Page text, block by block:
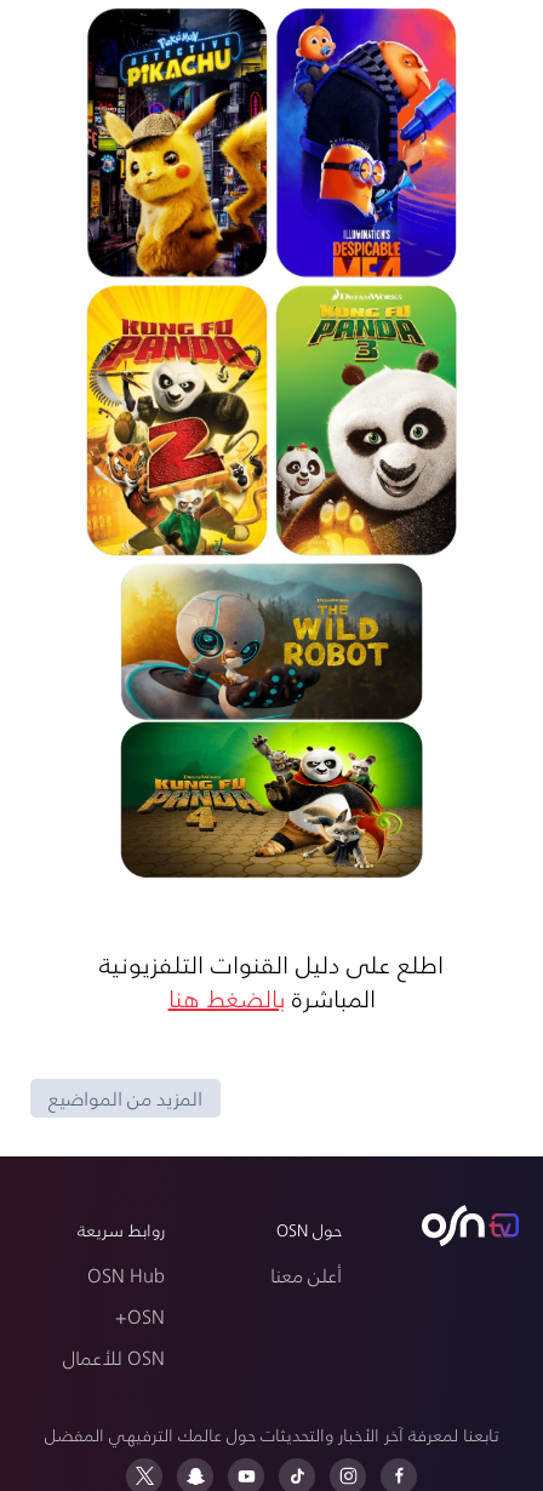
اطلع على دليل القنوات التلفزيونية
المباشرةبالضغط هنا
المزيد من المواضيع
حول OSN
أعلن معنا
روابط سريعة
OSN Hub
OSN+
OSN للأعمال
تابعنا لمعرفة آخر الأخبار والتحديثات حول عالمك الترفيهي المفضل